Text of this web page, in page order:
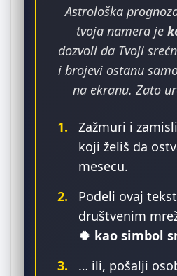
Astrološka
tvoja namera je
dozvoli da Tvoji
i brojevi ostanu
na ekranu. Zato
1.
Zažmuri i
koji želiš da
mesecu.
2.
Podeli ovaj
društvenim
🍀 kao simbol
3.
… ili, pošalji